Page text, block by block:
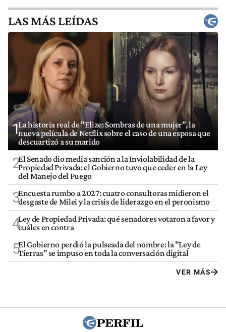
LAS MÁS LEÍDAS
1La historia real de "Elize: Sombras de una mujer", la
nueva película de Netflix sobre el caso de una esposa que
descuartizó a su marido
2El Senado dio media sanción a la Inviolabilidad de la
Propiedad Privada: el Gobierno tuvo que ceder en la Ley
del Manejo del Fuego
3Encuesta rumbo a 2027: cuatro consultoras midieron el
desgaste de Milei y la crisis de liderazgo en el peronismo
4Ley de Propiedad Privada: qué senadores votaron a favor y
cuáles en contra
5El Gobierno perdió la pulseada del nombre: la "Ley de
Tierras" se impuso en toda la conversación digital
VER MÁS